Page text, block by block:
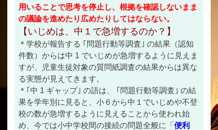
用いることで思考を停止し、根拠を確認しないまま
の議論を進めたり広めたりしてはならない。
【いじめは、中１で急増するのか？】
＊学校が報告する ｢問題行動等調査｣ の結果（認知
件数）からは中 1 でいじめが急増するように見えま
すが、児童生徒対象の質問紙調査の結果からは異な
る実態が見えてきます。
＊｢中 1 ギャップ｣ の語は、 ｢問題行動等調査｣ の結
果を学年別に見ると、小６から中１でいじめや不登
校の数が急増するように見えることから使われ始
め、今では小中学校間の接続の問題全般に「 便利